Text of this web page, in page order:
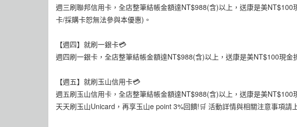
週三刷聯邦信用卡，全店整筆結帳金額達NT$988(含)以上，送康是美
卡/採購卡恕無法參與本優惠)。
【週四】就刷一銀卡💳
週四刷一銀卡，全店整筆結帳金額達NT$988(含)以上，送康是美NT$100現
【週五】就刷玉山信用卡💳
週五刷玉山信用卡，全店整筆結帳金額達NT$988(含)以上，送康是美
天天刷玉山Unicard，再享玉山e point 3%回饋!🛒 活動詳情與相關注意事項請